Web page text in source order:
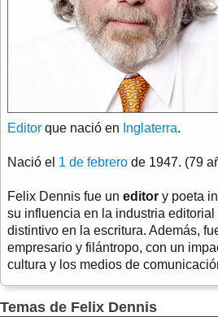
Editor que nació en Inglaterra.
Nació el 1 de febrero de 1947. (79
Felix Dennis fue un editor y poeta
su influencia en la industria editorial
distintivo en la escritura. Además,
empresario y filántropo, con un
cultura y los medios de
Temas de Felix Dennis